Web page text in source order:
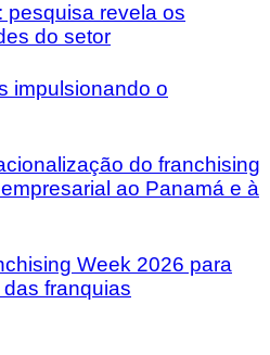
pesquisa revela os
do setor
impulsionando o
do franchising
ao Panamá e à
Week 2026 para
franquias